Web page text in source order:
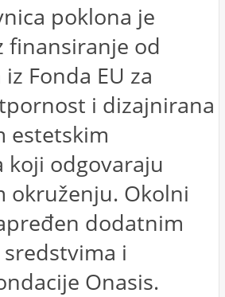
poklona je
finansiranje od
Fonda EU za
i dizajnirana
estetskim
odgovaraju
okruženju. Okolni
dodatnim
i
Onasis.